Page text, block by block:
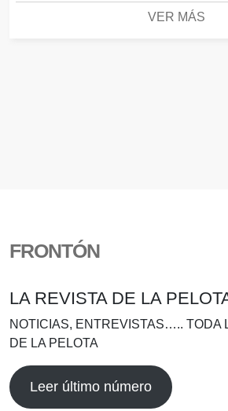
VER MÁS
FRONTÓN
LA REVISTA DE LA
NOTICIAS, ENTREVISTAS….. TODA
DE LA PELOTA
Leer último número